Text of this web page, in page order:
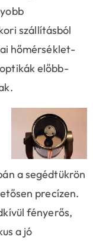
szállításból
hőmérséklet-
előbb-
a segédtükrön
precízen.
fényerős,
a jó